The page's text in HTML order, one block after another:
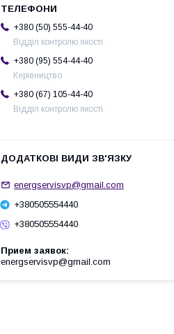
+380 (50) 555-44-40
Відділ контролю якості.
+380 (95) 554-44-40
Керівництво
+380 (67) 105-44-40
Відділ контролю якості.
energservisvp@gmail.com
+380505554440
+380505554440
Прием заявок
energservisvp@gmail.com